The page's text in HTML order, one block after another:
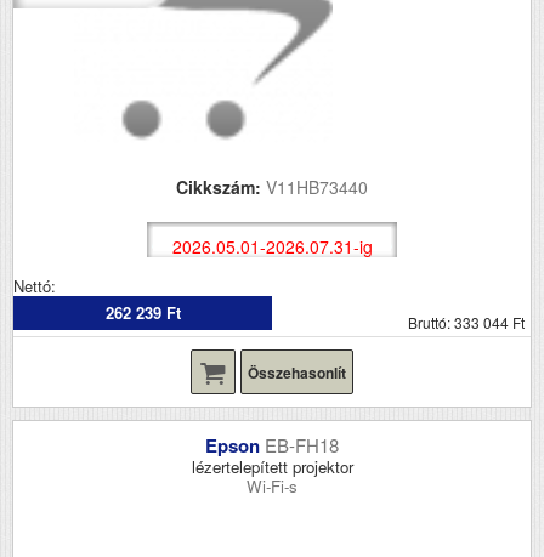
Cikkszám: V11HB73440
2026.05.01-2026.07.31-ig
Nettó:
262 239 Ft
Bruttó: 333 044 Ft
Összehasonlít
Epson EB-FH18
lézertelepített projektor
Wi-Fi-s